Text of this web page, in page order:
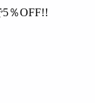
％OFF!!